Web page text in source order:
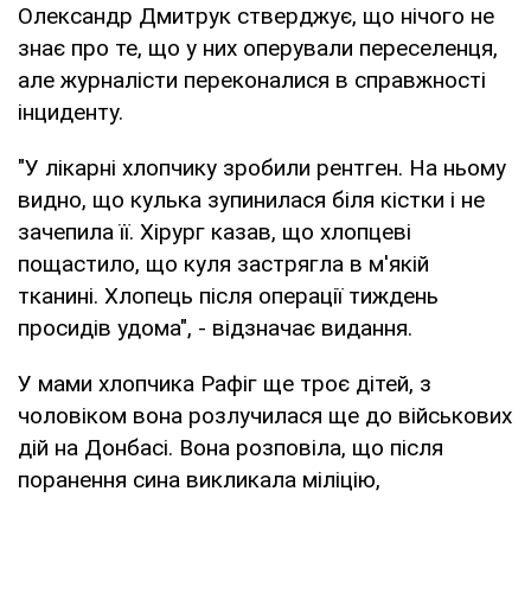
Олександр Дмитрук стверджує, що нічого не
знає про те, що у них оперували переселенця,
але журналісти переконалися в справжності
інциденту.
"У лікарні хлопчику зробили рентген. На ньому
видно, що кулька зупинилася біля кістки і не
зачепила її. Хірург казав, що хлопцеві
пощастило, що куля застрягла в м'якій
тканині. Хлопець після операції тиждень
просидів удома", - відзначає видання.
У мами хлопчика Рафіг ще троє дітей, з
чоловіком вона розлучилася ще до військових
дій на Донбасі. Вона розповіла, що після
поранення сина викликала міліцію,